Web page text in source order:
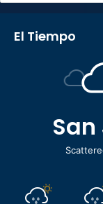
El Tiempo
San